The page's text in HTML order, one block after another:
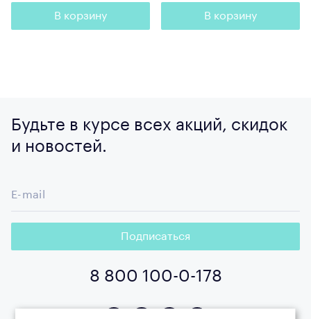
В корзину В корзину
Будьте в курсе всех акций, скидок
и новостей.
E-mail
Подписаться
8 800 100-0-178